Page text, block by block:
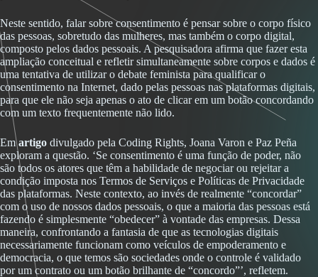
Neste sentido, falar sobre consentimento é pensar sobre o corpo físico
das pessoas, sobretudo das mulheres, mas também o corpo digital,
composto pelos dados pessoais. A pesquisadora afirma que fazer esta
ampliação conceitual e refletir simultaneamente sobre corpos e dados é
uma tentativa de utilizar o debate feminista para qualificar o
consentimento na Internet, dado pelas pessoas nas plataformas digitais,
para que ele não seja apenas o ato de clicar em um botão concordando
com um texto frequentemente não lido.
Emartigo divulgado pela Coding Rights, Joana Varon e Paz Peña
exploram a questão. ‘Se consentimento é uma função de poder, não
são todos os atores que têm a habilidade de negociar ou rejeitar a
condição imposta nos Termos de Serviços e Políticas de Privacidade
das plataformas. Neste contexto, ao invés de realmente “concordar”
com o uso de nossos dados pessoais, o que a maioria das pessoas está
fazendo é simplesmente “obedecer” à vontade das empresas. Dessa
maneira, confrontando a fantasia de que as tecnologias digitais
necessariamente funcionam como veículos de empoderamento e
democracia, o que temos são sociedades onde o controle é validado
por um contrato ou um botão brilhante de “concordo”’, refletem.